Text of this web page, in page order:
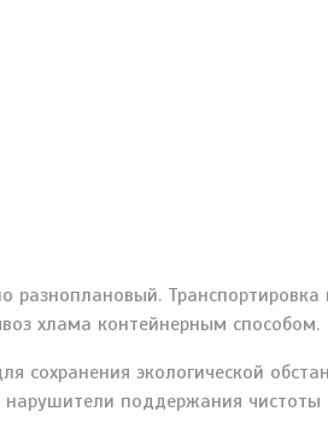
разноплановый. Транспортировка
хлама контейнерным способом.
экологической
поддержания